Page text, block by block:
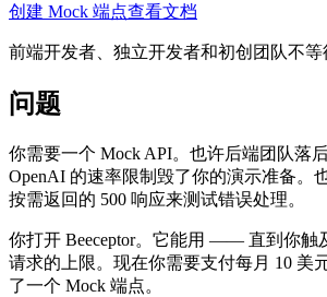
创建 Mock 端点查看文档
前端开发者、独立开发者和初创团队不等
问题
你需要一个 Mock API。也许后端团队落
OpenAI 的速率限制毁了你的演示准备。
按需返回的 500 响应来测试错误处理。
你打开 Beeceptor。它能用 —— 直到你触
请求的上限。现在你需要支付每月 10 美
了一个 Mock 端点。